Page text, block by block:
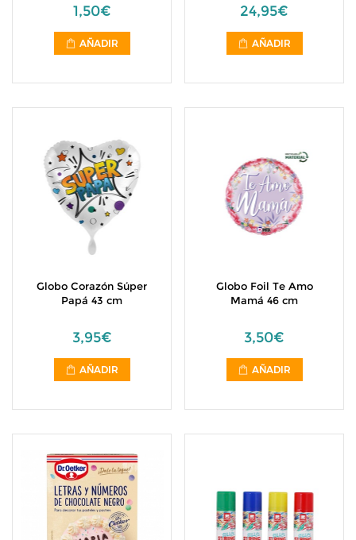
1,50€
AÑADIR
24,95€
AÑADIR
Globo Corazón Súper
Papá 43 cm
3,95€
AÑADIR
Globo Foil Te Amo
Mamá 46 cm
3,50€
AÑADIR